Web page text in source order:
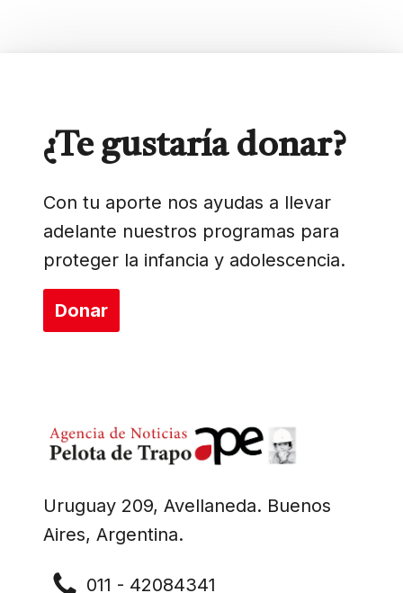
Uruguay 209, Avellaneda. Buenos
Aires, Argentina.
011 - 42084341
¿Te gustaría donar?
Con tu aporte nos ayudas a llevar
adelante nuestros programas para
proteger la infancia y adolescencia.
Donar